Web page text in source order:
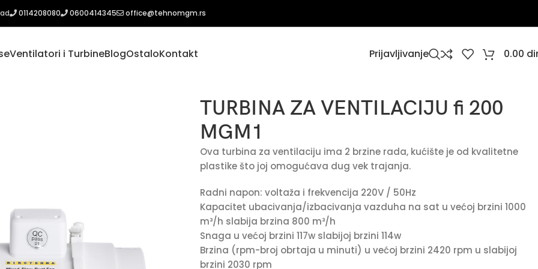
0114208080 0600414345 office@tehnomgm.rs
Ventilatori i TurbineBlogOstaloKontakt Prijavljivanje 0.00
TURBINA ZA VENTILACIJU fi 200
MGM1
Ova turbina za ventilaciju ima 2 brzine rada, kućište je od kvalitetne
plastike što joj omogućava dug vek trajanja.
Radni napon: voltaža i frekvencija 220V / 50Hz
Kapacitet ubacivanja/izbacivanja vazduha na sat u većoj brzini 1000
m³/h slabija brzina 800 m³/h
Snaga u većoj brzini 117w slabijoj brzini 114w
Brzina (rpm-broj obrtaja u minuti) u većoj brzini 2420 rpm u slabijoj
brzini 2030 rpm